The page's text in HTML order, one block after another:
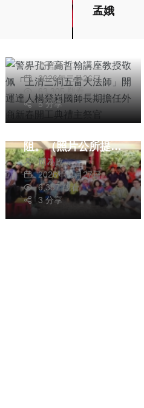
孟娥
警界孔子高哲翰講座
教授敬佩「上清三洞
人楊登嵙國師長期擔
任外商新春開工典禮
主祭官
高哲翰
2026年二月26日
63,305 觀看
5 分享
社會 綜合新聞
健康 文教
彰化市長盃「法式滾
阻。（照片公所提
供）周為政
2026年六月27日
6,387 觀看
3 分享